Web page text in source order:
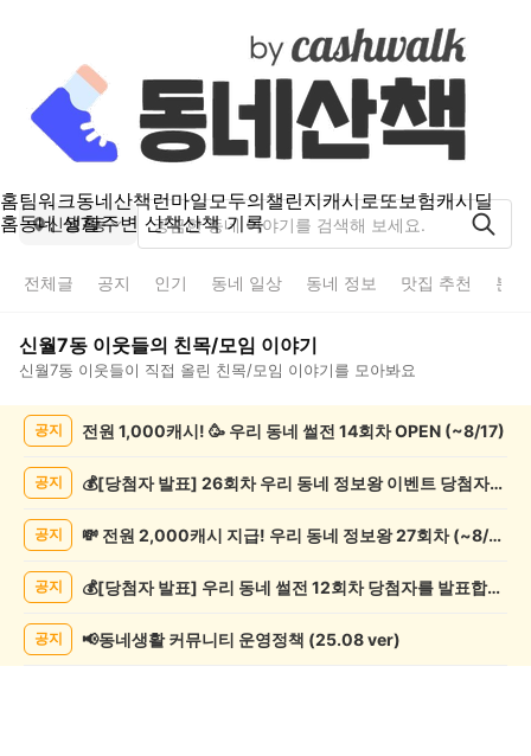
홈팀워크동네산책런마일모두의챌린지캐시로또보험캐시딜
홈동네 생활주변 산책산책 기록
신월7동
전체글 공지 인기 동네 일상 동네 정보 맛집 추천 분
신월7동 이웃들의 친목/모임 이야기
신월7동 이웃들이 직접 올린 친목/모임 이야기를 모아봐요
목/
목
공지 전원 1,000캐시! 🥳 우리 동네 썰전 14회차 OPEN (~8/17)
공지 💰[당첨자 발표] 26회차 우리 동네 정보왕 이벤트 당첨자를 발표합니다!
공지 💸 전원 2,000캐시 지급! 우리 동네 정보왕 27회차 (~8/10)
공지 💰[당첨자 발표] 우리 동네 썰전 12회차 당첨자를 발표합니다!
공지 📢동네생활 커뮤니티 운영정책 (25.08 ver)